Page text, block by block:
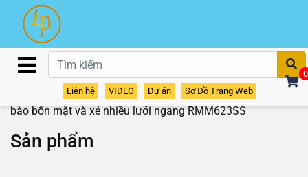
Liên hệ VIDEO Dự án Sơ Đồ Trang Web
0
Sản phẩm /Máy bào gỗ/ Máy bào 4 mặt/ Máy
bào bốn mặt và xẻ nhiều lưỡi ngang RMM623SS
Sản phẩm